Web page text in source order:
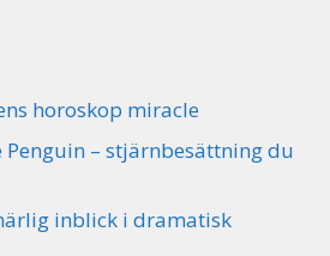
horoskop miracle
– stjärnbesättning du
inblick i dramatisk